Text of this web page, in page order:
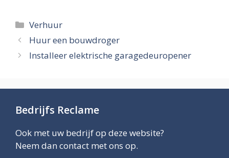
Categories
Verhuur
Huur een bouwdroger
Installeer elektrische garagedeuropener
Bedrijfs Reclame
Ook met uw bedrijf op deze website?
Neem dan contact met ons op.